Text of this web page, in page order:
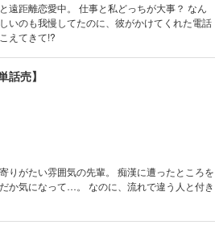
遠距離恋愛中。 仕事と私どっちが大事？ なん
いのも我慢してたのに、彼がかけてくれた電話
えてきて!?
話売】
りがたい雰囲気の先輩。 痴漢に遭ったところを
か気になって…。 なのに、流れで違う人と付き